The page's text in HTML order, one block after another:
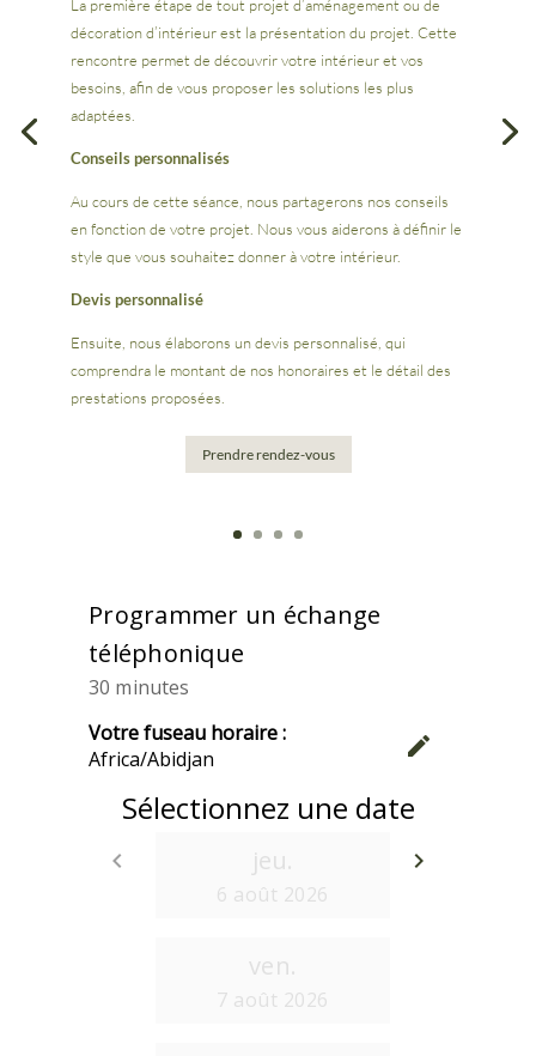
La première étape de tout projet d’aménagement ou de
décoration d’intérieur est la présentation du projet. Cette
rencontre permet de découvrir votre intérieur et vos
besoins, afin de vous proposer les solutions les plus
adaptées.
Conseils personnalisés
Au cours de cette séance, nous partagerons nos conseils
en fonction de votre projet. Nous vous aiderons à définir le
style que vous souhaitez donner à votre intérieur.
Devis personnalisé
Ensuite, nous élaborons un devis personnalisé, qui
comprendra le montant de nos honoraires et le détail des
prestations proposées.
Prendre rendez-vous